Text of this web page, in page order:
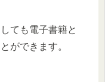
ても電子書籍と
ができます。